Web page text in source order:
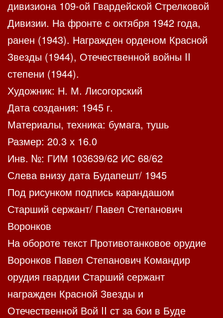
дивизиона 109-ой Гвардейской Стрелковой
Дивизии. На фронте с октября 1942 года,
ранен (1943). Награжден орденом Красной
Звезды (1944), Отечественной войны II
степени (1944).
Художник: Н. М. Лисогорский
Дата создания: 1945 г.
Материалы, техника: бумага, тушь
Размер: 20.3 х 16.0
Инв. №: ГИМ 103639/62 ИС 68/62
Слева внизу дата Будапешт/ 1945
Под рисунком подпись карандашом
Старший сержант/ Павел Степанович
Воронков
На обороте текст Противотанковое орудие
Воронков Павел Степанович Командир
орудия гвардии Старший сержант
награжден Красной Звезды и
Отечественной Вой II ст за бои в Буде